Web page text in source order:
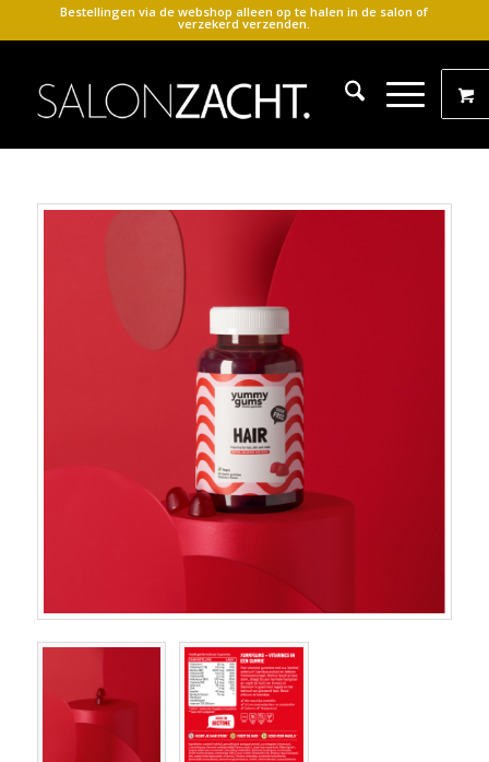
Bestellingen via de webshop alleen op te halen in de salon of
verzekerd verzenden.